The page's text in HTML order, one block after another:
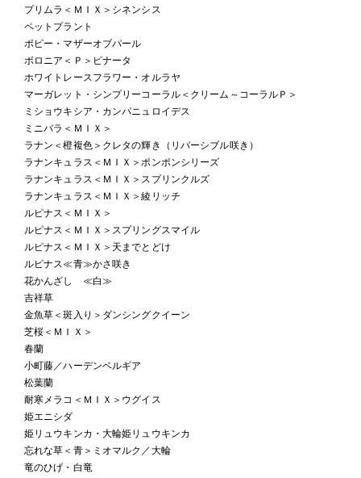
プリムラ＜ＭＩＸ＞シネンシス
ペットプラント
ポピー・マザーオブパール
ボロニア＜Ｐ＞ピナータ
ホワイトレースフラワー・オルラヤ
マーガレット・シンプリーコーラル＜クリーム～コーラルＰ＞
ミショウキシア・カンパニュロイデス
ミニバラ＜ＭＩＸ＞
ラナン＜橙複色＞クレタの輝き（リバーシブル咲き）
ラナンキュラス＜ＭＩＸ＞ポンポンシリーズ
ラナンキュラス＜ＭＩＸ＞スプリンクルズ
ラナンキュラス＜ＭＩＸ＞綾リッチ
ルピナス＜ＭＩＸ＞
ルピナス＜ＭＩＸ＞スプリングスマイル
ルピナス＜ＭＩＸ＞天までとどけ
ルピナス≪青≫かさ咲き
花かんざし ≪白≫
吉祥草
金魚草＜斑入り＞ダンシングクイーン
芝桜＜ＭＩＸ＞
春蘭
小町藤／ハーデンベルギア
松葉蘭
耐寒メラコ＜ＭＩＸ＞ウグイス
姫エニシダ
姫リュウキンカ・大輪姫リュウキンカ
忘れな草＜青＞ミオマルク／大輪
竜のひげ・白竜